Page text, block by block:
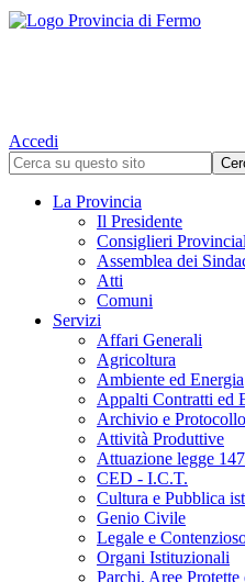
Accedi
La Provincia
Il Presidente
Consiglieri
Assemblea dei
Atti
Comuni
Servizi
Affari Generali
Agricoltura
Ambiente ed Energia
Appalti Contratti ed
Archivio e Protocollo
Attività Produttive
Attuazione legge
CED - I.C.T.
Cultura e Pubblica
Genio Civile
Legale e
Organi Istituzionali
Parchi, Aree